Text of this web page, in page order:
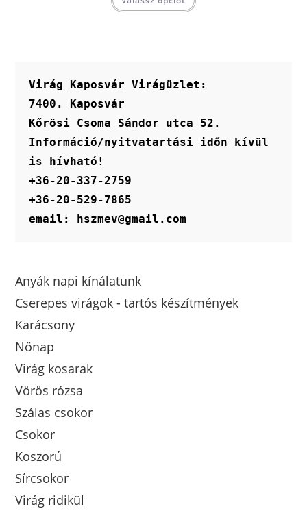
termékoldalon
választhatók
Virág Kaposvár Virágüzlet:
7400. Kaposvár
Kőrösi Csoma Sándor utca 52.
Információ/nyitvatartási időn kívül
is hívható!
+36-20-337-2759
+36-20-529-7865
email: hszmev@gmail.com
Anyák napi kínálatunk
Cserepes virágok - tartós készítmények
Karácsony
Nőnap
Virág kosarak
Vörös rózsa
Szálas csokor
Csokor
Koszorú
Sírcsokor
Virág ridikül